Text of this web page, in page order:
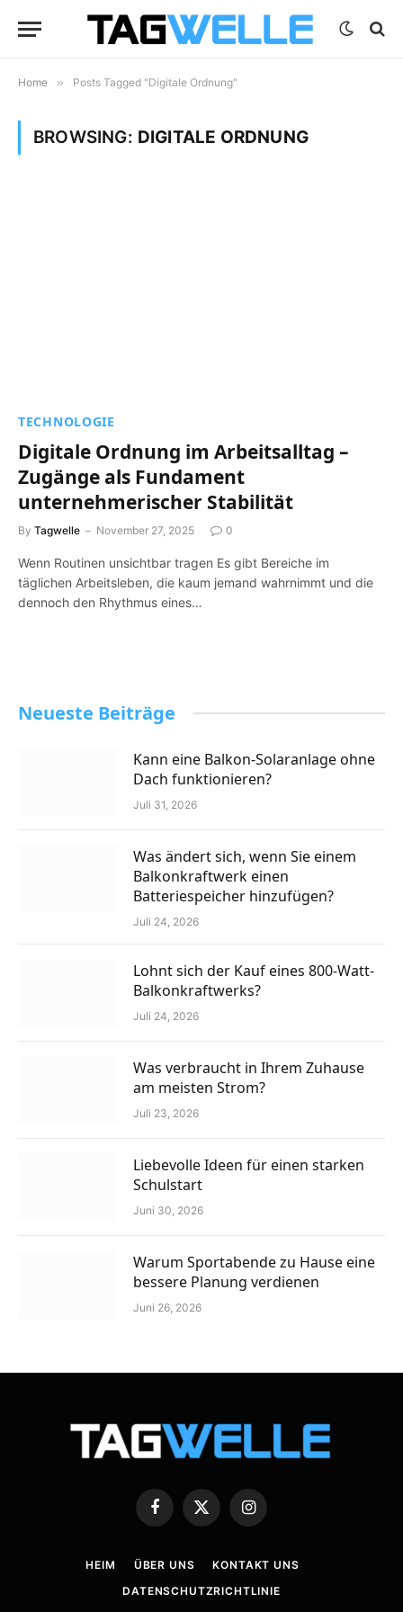
Home » Posts Tagged "Digitale Ordnung"
BROWSING: DIGITALE ORDNUNG
TECHNOLOGIE
Digitale Ordnung im Arbeitsalltag –
Zugänge als Fundament
unternehmerischer Stabilität
By Tagwelle November 27, 2025 0
Wenn Routinen unsichtbar tragen Es gibt Bereiche im
täglichen Arbeitsleben, die kaum jemand wahrnimmt und die
dennoch den Rhythmus eines…
Neueste Beiträge
Kann eine Balkon-Solaranlage ohne
Dach funktionieren?
Juli 31, 2026
Was ändert sich, wenn Sie einem
Balkonkraftwerk einen
Batteriespeicher hinzufügen?
Juli 24, 2026
Lohnt sich der Kauf eines 800-Watt-
Balkonkraftwerks?
Juli 24, 2026
Was verbraucht in Ihrem Zuhause
am meisten Strom?
Juli 23, 2026
Liebevolle Ideen für einen starken
Schulstart
Juni 30, 2026
Warum Sportabende zu Hause eine
bessere Planung verdienen
Juni 26, 2026
Facebook
X
(Twitter)
Instagram
HEIM ÜBER UNS
KONTAKT UNS
DATENSCHUTZRICHTLINIE